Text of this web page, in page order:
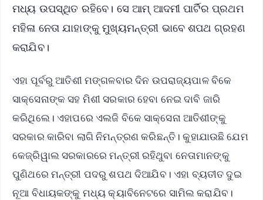
ମଧ୍ୟ ଉପସ୍ଥିତ ରହିବେ। ସେ ଆମ୍ ଆଦମୀ ପାର୍ଟିର ପ୍ରଥମ
ମହିଳା ନେତା ଯାହାଙ୍କୁ ମୁଖ୍ୟମନ୍ତ୍ରୀ ଭାବେ ଶପଥ ଗ୍ରହଣ
କରାଯିବ।
ଏହା ପୂର୍ବରୁ ଆତିଶୀ ମଙ୍ଗଳବାର ଦିନ ଉପରାଜ୍ୟପାଳ ବିକେ
ସାକ୍ସେନାଙ୍କ ସହ ମିଶୀ ସରକାର ହେବା ନେଇ ଦାବି ଜାରି
କରିଥିଲେ। ଏହାପରେ ଏଲଜି ବିକେ ସାକ୍ସେନା ଆତିଶୀଙ୍କୁ
ସରକାର କାରିବା ଲାଗି ନିମନ୍ତ୍ରଣ କରିଛନ୍ତି। କୁହାଯାଉଛି ଯେମ
କେଜ୍ରିୱାଲ ସରକାରରେ ମନ୍ତ୍ରୀ ରହିଥୁବା ନେତାମାନଙ୍କୁ
ପୁଣିଥରେ ମନ୍ତ୍ରୀ ପଦରୁ ଶପଥ ଦିଆଯିବ। ଏହା ବ୍ୟତୀତ ଦୁଇ
ନୂଆ ବିଧାୟକଙ୍କୁ ମଧ୍ୟ କ୍ୟାବିନେଟରେ ସାମିଲ କରାଯିବ।